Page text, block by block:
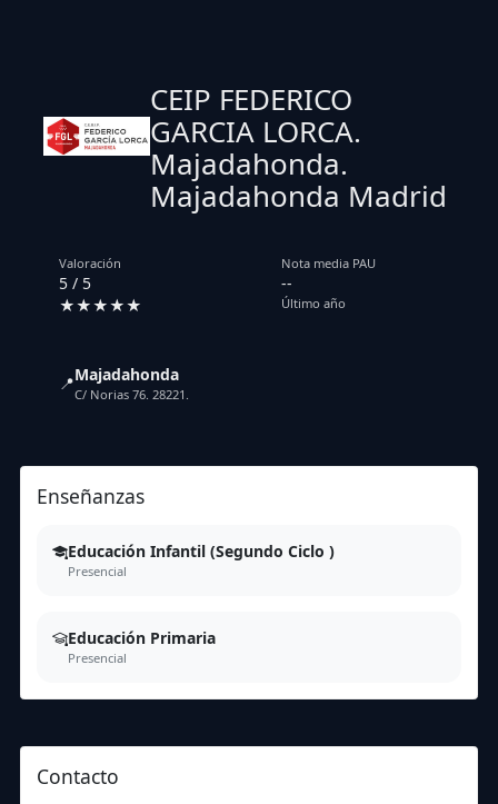
CEIP FEDERICO
GARCIA LORCA.
Majadahonda.
Majadahonda Madrid
Valoración
5 / 5
★★★★★
Nota media PAU
--
Último año
📍Majadahonda
C/ Norias 76. 28221.
Enseñanzas
Educación Infantil (Segundo Ciclo )
Presencial
Educación Primaria
Presencial
Contacto